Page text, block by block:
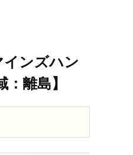
インズハン
離島】